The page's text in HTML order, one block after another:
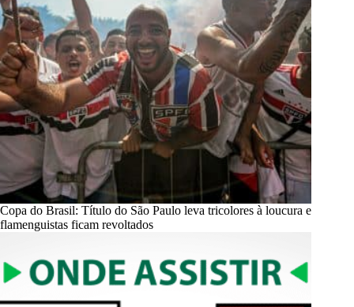
Copa do Brasil: Título do São Paulo leva tricolores à loucura e
flamenguistas ficam revoltados